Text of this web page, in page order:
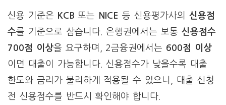
신용 기준은 KCB 또는 NICE 등 신용평가사의 신용점
수를 기준으로 삼습니다. 은행권에서는 보통 신용점수
700점 이상을 요구하며, 2금융권에서는 600점 이상
이면 대출이 가능합니다. 신용점수가 낮을수록 대출
한도와 금리가 불리하게 적용될 수 있으니, 대출 신청
전 신용점수를 반드시 확인해야 합니다.